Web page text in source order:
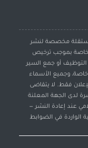
مستقلة مخصصة لنشر
بموجب ترخيص
أو جمع السير
خاصة، وجميع الأسماء
فقط. لا يتقاضى
لدى الجهة المعلنة
عند إعادة النشر —
الواردة في الضوابط